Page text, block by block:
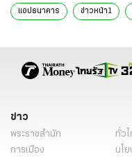
แอปธนาคาร ข่าวหน้า1
ข่าว
พระราชสำนัก ทั่ว
การเมือง
นโ